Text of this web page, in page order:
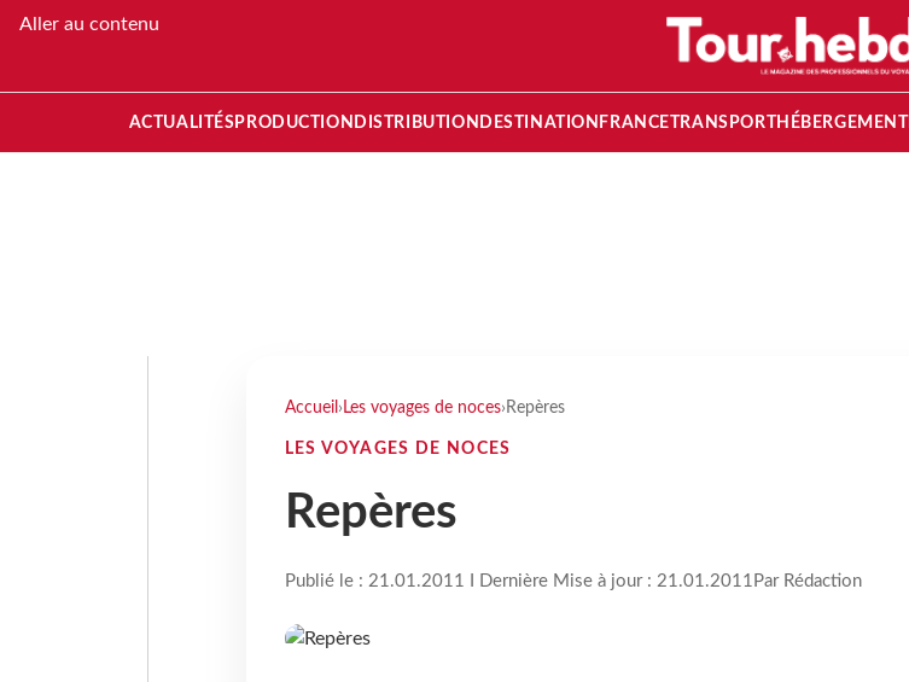
Aller au contenu
ACTUALITÉS PRODUCTION DISTRIBUTION DESTINATION FRANCETRANSPORT HÉBERGEMENT
Accueil › Les voyages de noces› Repères
LES VOYAGES DE NOCES
Repères
Publié le : 21.01.2011 I Dernière Mise à jour : 21.01.2011 Par Rédaction